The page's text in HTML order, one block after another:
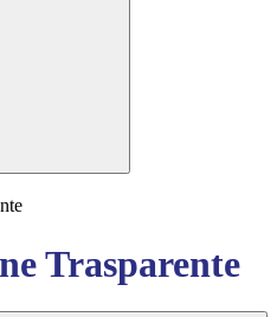
Trasparente